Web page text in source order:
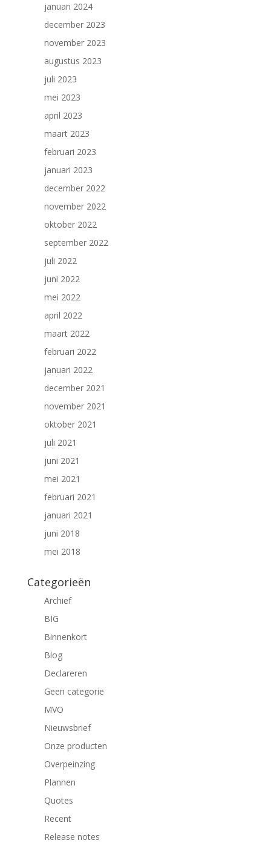
januari 2024
december 2023
november 2023
augustus 2023
juli 2023
mei 2023
april 2023
maart 2023
februari 2023
januari 2023
december 2022
november 2022
oktober 2022
september 2022
juli 2022
juni 2022
mei 2022
april 2022
maart 2022
februari 2022
januari 2022
december 2021
november 2021
oktober 2021
juli 2021
juni 2021
mei 2021
februari 2021
januari 2021
juni 2018
mei 2018
Categorieën
Archief
BIG
Binnenkort
Blog
Declareren
Geen categorie
MVO
Nieuwsbrief
Onze producten
Overpeinzing
Plannen
Quotes
Recent
Release notes